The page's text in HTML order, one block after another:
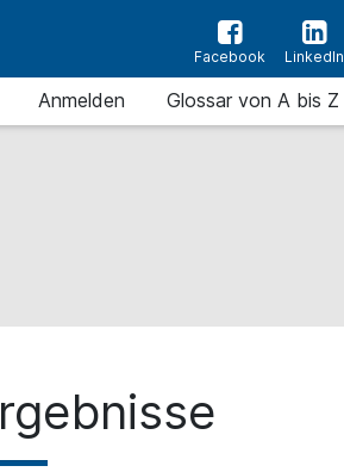
Facebook LinkedIn
Anmelden Glossar von A bis Z